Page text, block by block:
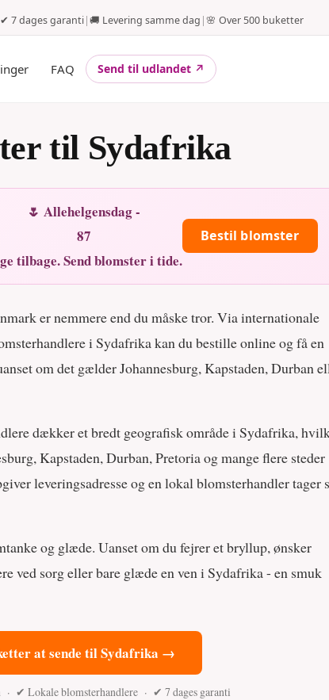
✔ 7 dages garanti|🚚 Levering samme dag |🌸 Over 500 buketter
FAQ Send til udlandet ↗
til Sydafrika
🌷 Allehelgensdag -
87
tilbage. Send blomster i tide.
Bestil blomster
er nemmere end du måske tror. Via internationale
i Sydafrika kan du bestille online og få en
om det gælder Johannesburg, Kapstaden, Durban
dækker et bredt geografisk område i Sydafrika,
Kapstaden, Durban, Pretoria og mange flere steder
leveringsadresse og en lokal blomsterhandler tager
og glæde. Uanset om du fejrer et bryllup, ønsker
ved sorg eller bare glæde en ven i Sydafrika - en smuk
at sende til Sydafrika →
✔ Lokale blomsterhandlere · ✔ 7 dages garanti